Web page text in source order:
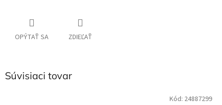
OPÝTAŤ SA ZDIEĽAŤ
Súvisiaci tovar
Kód: 24887299